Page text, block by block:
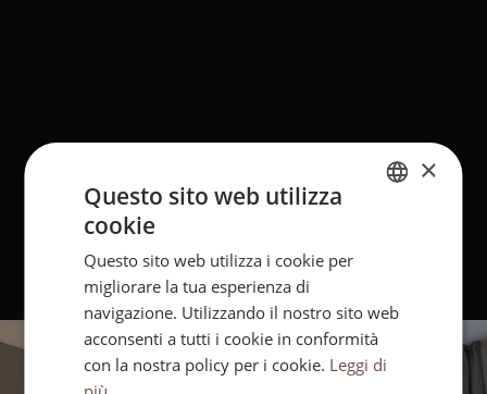
GERMAN
×
Questo sito web utilizza
cookie
Questo sito web utilizza i cookie per
migliorare la tua esperienza di
navigazione. Utilizzando il nostro sito web
acconsenti a tutti i cookie in conformità
con la nostra policy per i cookie. Leggi di